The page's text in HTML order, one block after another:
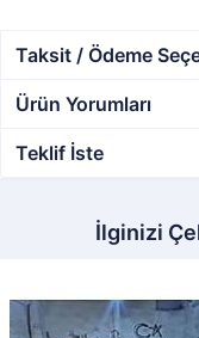
Taksit / Ödeme
Ürün Yorumları
Teklif İste
İlginizi